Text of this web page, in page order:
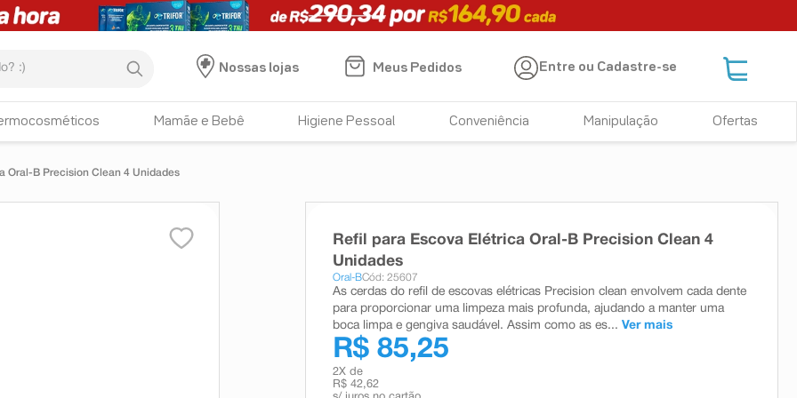
Nossas lojas
Meus Pedidos Entre ou Cadastre-se
Mamãe e Bebê Higiene Pessoal Conveniência Manipulação Ofertas
Oral-B Precision Clean 4 Unidades
Refil para Escova Elétrica Oral-B Precision Clean 4
Unidades
Oral-BCód: 25607
As cerdas do refil de escovas elétricas Precision clean envolvem cada dente
para proporcionar uma limpeza mais profunda, ajudando a manter uma
boca limpa e gengiva saudável. Assim como as es... Ver mais
R$ 85,25
2X de
R$ 42,62